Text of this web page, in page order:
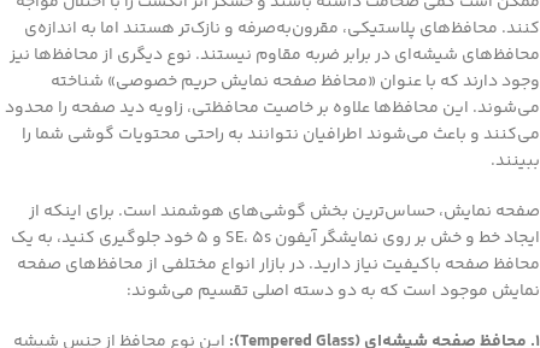
کنند. محافظ‌های پلاستیکی، مقرون‌به‌صرفه و نازک‌تر هستند اما به اندازه‌ی
محافظ‌های شیشه‌ای در برابر ضربه مقاوم نیستند. نوع دیگری از محافظ‌ها نیز
وجود دارند که با عنوان «محافظ صفحه نمایش حریم خصوصی» شناخته
می‌شوند. این محافظ‌ها علاوه بر خاصیت محافظتی، زاویه دید صفحه را محدود
می‌کنند و باعث می‌شوند اطرافیان نتوانند به راحتی محتویات گوشی شما را
ببینند.
صفحه نمایش، حساس‌ترین بخش گوشی‌های هوشمند است. برای اینکه از
ایجاد خط و خش بر روی نمایشگر آیفون SE، 5s و 5 خود جلوگیری کنید، به یک
محافظ صفحه باکیفیت نیاز دارید. در بازار انواع مختلفی از محافظ‌های صفحه
نمایش موجود است که به دو دسته اصلی تقسیم می‌شوند:
1. محافظ صفحه شیشه‌ای (Tempered Glass):
این نوع محافظ از جنس شیشه